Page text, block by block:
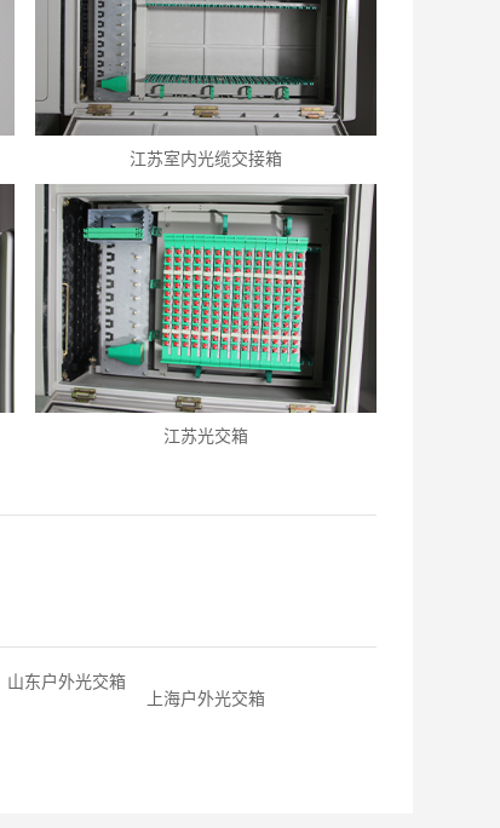
江苏室内光缆交接箱
江苏光交箱
山东户外光交箱
上海户外光交箱